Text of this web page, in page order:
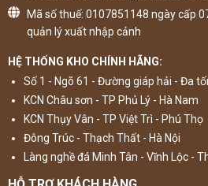
Mã số thuế: 0107851148 ngày cấp
quản lý xuất nhập cảnh
HỆ THỐNG KHO CHÍNH HÃNG:
Số 1 - Ngõ 61 - Đường giáp hải - Đa
KCN Châu sơn - TP Phủ Lý - Hà Nam
KCN Thụy Vân - TP Việt Trì - Phú Thọ
Đông Trúc - Thạch Thất - Hà Nội
Làng nghề đá Minh Tân - Vĩnh Lộc -